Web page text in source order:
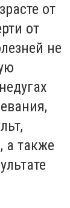
от
от
не
а также